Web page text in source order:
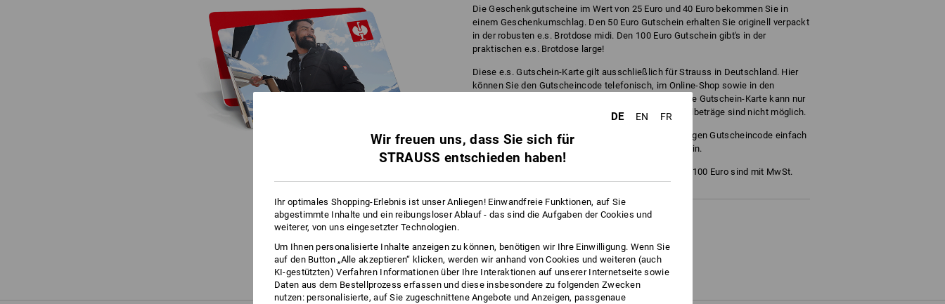
Die Geschenkgutscheine im Wert von 25 Euro und 40 Euro bekommen Sie in
einem Geschenkumschlag. Den 50 Euro Gutschein erhalten Sie originell verpackt
in der robusten e.s. Brotdose midi. Den 100 Euro Gutschein gibt's in der
praktischen e.s. Brotdose large!
Diese e.s. Gutschein-Karte gilt ausschließlich für Strauss in Deutschland. Hier
können Sie den Gutscheincode telefonisch, im Online-Shop sowie in den
Workwearstores wie Bargeld nutzen und einlösen. Die Gutschein-Karte kann nur
mit dem vollständigen Betrag eingelöst werden – Teilbeträge sind nicht möglich.
Zum Einlösen im Online-Shop geben Sie den 16-stelligen Gutscheincode einfach
im Warenkorb in dem Feld Gutschein-/Aktionscode ein.
*Die Gutscheinbeträge 25 Euro, 40 Euro, 50 Euro und 100 Euro sind mit MwSt.
DE EN FR
Wir freuen uns, dass Sie sich für
STRAUSS entschieden haben!
Ihr optimales Shopping-Erlebnis ist unser Anliegen! Einwandfreie Funktionen, auf Sie
abgestimmte Inhalte und ein reibungsloser Ablauf - das sind die Aufgaben der Cookies und
weiterer, von uns eingesetzter Technologien.
Um Ihnen personalisierte Inhalte anzeigen zu können, benötigen wir Ihre Einwilligung. Wenn Sie
auf den Button „Alle akzeptieren“ klicken, werden wir anhand von Cookies und weiteren (auch
KI-gestützten) Verfahren Informationen über Ihre Interaktionen auf unserer Internetseite sowie
Daten aus dem Bestellprozess erfassen und diese insbesondere zu folgenden Zwecken
nutzen: personalisierte, auf Sie zugeschnittene Angebote und Anzeigen, passgenaue